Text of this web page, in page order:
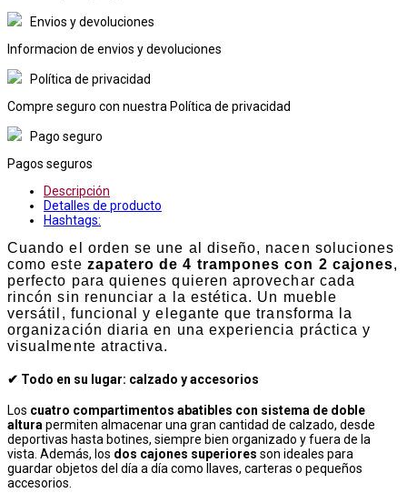
Envios y devoluciones
Informacion de envios y devoluciones
Política de privacidad
Compre seguro con nuestra Política de privacidad
Pago seguro
Pagos seguros
Descripción
Detalles de producto
Hashtags:
Cuando el orden se une al diseño, nacen soluciones
como este zapatero de 4 trampones con 2 cajones,
perfecto para quienes quieren aprovechar cada
rincón sin renunciar a la estética. Un mueble
versátil, funcional y elegante que transforma la
organización diaria en una experiencia práctica y
visualmente atractiva.
✔ Todo en su lugar: calzado y accesorios
Los cuatro compartimentos abatibles con sistema de doble
altura permiten almacenar una gran cantidad de calzado, desde
deportivas hasta botines, siempre bien organizado y fuera de la
vista. Además, los dos cajones superiores son ideales para
guardar objetos del día a día como llaves, carteras o pequeños
accesorios.